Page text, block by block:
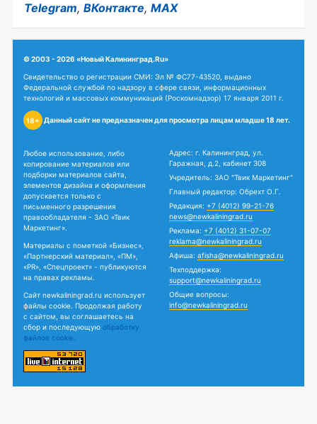
Telegram, ВКонтакте, MAX
© 2003 - 2026 «Новый Калининград.Ru»
Свидетельство о регистрации СМИ: Эл № ФС77-43520, выдано
Федеральной службой по надзору в сфере связи, информационных
технологий и массовых коммуникаций (Роскомнадзор) 17 января 2011 г.
18+ Данный сайт не предназначен для просмотра лицам младше 18 лет.
Любое использование, либо
копирование материалов или
подборки материалов сайта,
элементов дизайна и оформления
допускается только с
письменного разрешения
правообладателя - ЗАО «Твик
Маркетинг».
Материалы с пометкой «Бизнес»,
«Партнерский материал», «ПМ»,
«PR», «Спецпроект» - публикуются
на правах рекламы.
Сайт newkaliningrad.ru использует
файлы cookie. Продолжая работу
с сайтом, вы соглашаетесь на
сбор и последующую обработку
файлов cookie.
Адрес: г. Калининград, ул.
Гаражная, д.2, кабинет 308
Учредитель: ЗАО "Твик Маркетинг"
Главный редактор: Обрехт О.Г.
Редакция: +7 (4012) 99-21-76
news@newkaliningrad.ru
Реклама: +7 (4012) 31-07-07
reklama@newkaliningrad.ru
Афиша: afisha@newkaliningrad.ru
Техподдержка:
support@newkaliningrad.ru
Общие вопросы:
info@newkaliningrad.ru